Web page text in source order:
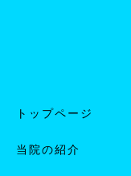
トップページ
当院の紹介